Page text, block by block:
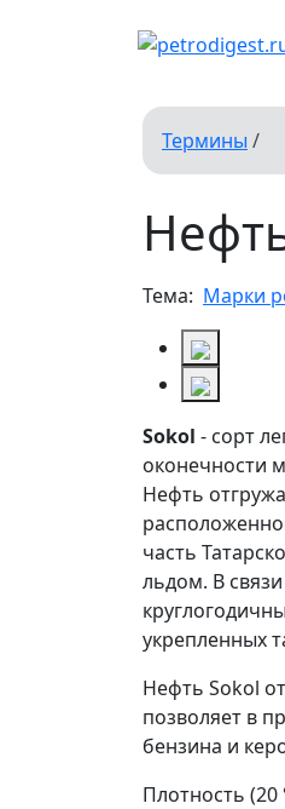
Термины /
Тема: Марки
Sokol - сорт
оконечности
Нефть
часть
льдом. В
укрепленных
Нефть Sokol
позволяет в
бензина и
Плотность (20